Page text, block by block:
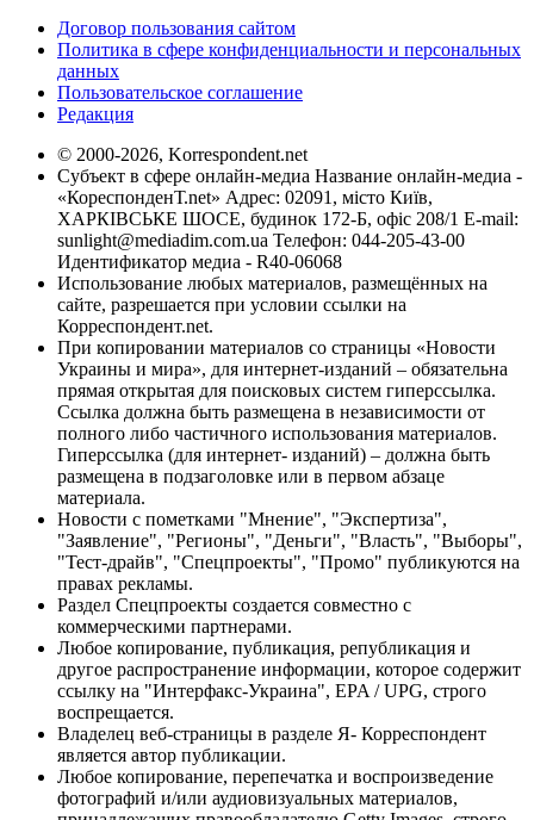
Договор пользования сайтом
Политика в сфере конфиденциальности и персональных
данных
Пользовательское соглашение
Редакция
© 2000-2026, Korrespondent.net
Субъект в сфере онлайн-медиа Название онлайн-медиа -
«КореспонденТ.net» Адрес: 02091, місто Київ,
ХАРКІВСЬКЕ ШОСЕ, будинок 172-Б, офіс 208/1 E-mail:
sunlight@mediadim.com.ua Телефон: 044-205-43-00
Идентификатор медиа - R40-06068
Использование любых материалов, размещённых на
сайте, разрешается при условии ссылки на
Корреспондент.net.
При копировании материалов со страницы «Новости
Украины и мира», для интернет-изданий – обязательна
прямая открытая для поисковых систем гиперссылка.
Ссылка должна быть размещена в независимости от
полного либо частичного использования материалов.
Гиперссылка (для интернет- изданий) – должна быть
размещена в подзаголовке или в первом абзаце
материала.
Новости с пометками "Мнение", "Экспертиза",
"Заявление", "Регионы", "Деньги", "Власть", "Выборы",
"Тест-драйв", "Спецпроекты", "Промо" публикуются на
правах рекламы.
Раздел Спецпроекты создается совместно с
коммерческими партнерами.
Любое копирование, публикация, републикация и
другое распространение информации, которое содержит
ссылку на "Интерфакс-Украина", EPA / UPG, строго
воспрещается.
Владелец веб-страницы в разделе Я- Корреспондент
является автор публикации.
Любое копирование, перепечатка и воспроизведение
фотографий и/или аудиовизуальных материалов,